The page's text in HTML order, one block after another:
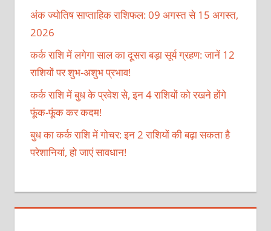
अंक ज्योतिष साप्ताहिक राशिफल: 09 अगस्त से 15 अगस्त,
2026
कर्क राशि में लगेगा साल का दूसरा बड़ा सूर्य ग्रहण: जानें 12
राशियों पर शुभ-अशुभ प्रभाव!
कर्क राशि में बुध के प्रवेश से, इन 4 राशियों को रखने होंगे
फूंक-फूंक कर कदम!
बुध का कर्क राशि में गोचर: इन 2 राशियों की बढ़ा सकता है
परेशानियां, हो जाएं सावधान!